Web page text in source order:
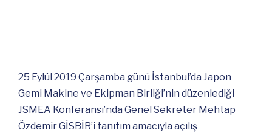
25 Eylül 2019 Çarşamba günü İstanbul’da Japon
Gemi Makine ve Ekipman Birliği’nin düzenlediği
JSMEA Konferansı’nda Genel Sekreter Mehtap
Özdemir GİSBİR’i tanıtım amacıyla açılış